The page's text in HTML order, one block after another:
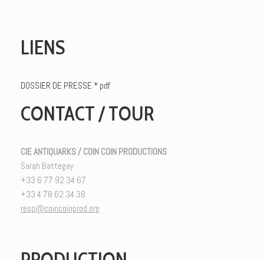
LIENS
DOSSIER DE PRESSE * pdf
CONTACT / TOUR
CIE ANTIQUARKS / COIN COIN PRODUCTIONS
Sarah Battegay
+33 6 77 92 34 67
+33 4 78 62 34 38
resp@coincoinprod.org